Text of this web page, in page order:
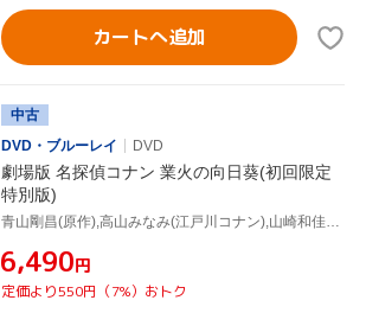
カートへ追加
中古
DVD・ブルーレイ
DVD
劇場版 名探偵コナン 業火の向日葵(初回限定
特別版)
青山剛昌(原作),高山みなみ(江戸川コナン),山崎和佳奈(毛利蘭),小山力也(毛利小五郎),須藤昌朋(キャラクターデザイン、総作画監督),大野克夫(音楽)
¥6,490円
定価より550円（7%）おトク